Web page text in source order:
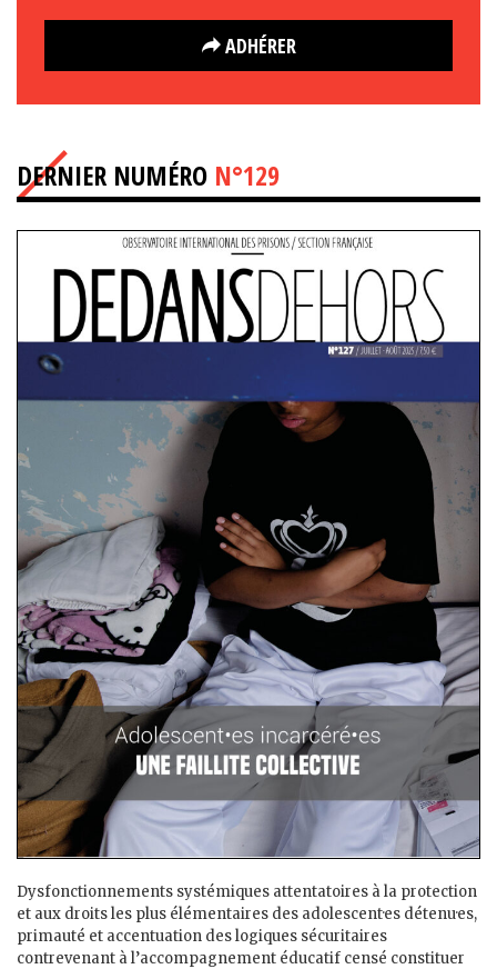
ADHÉRER
DERNIER NUMÉRO N°129
Dysfonctionnements systémiques attentatoires à la protection
et aux droits les plus élémentaires des adolescent·es détenu·es,
primauté et accentuation des logiques sécuritaires
contrevenant à l’accompagnement éducatif censé constituer